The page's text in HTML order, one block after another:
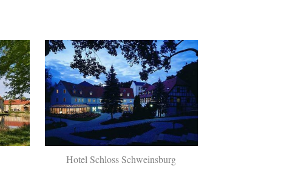
Hotel Schloss Schweinsburg